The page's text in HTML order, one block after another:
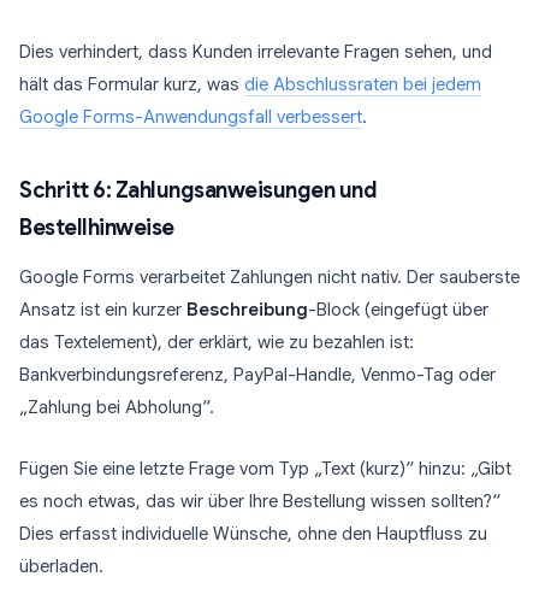
Dies verhindert, dass Kunden irrelevante Fragen sehen, und
hält das Formular kurz, was die Abschlussraten bei jedem
Google Forms-Anwendungsfall verbessert.
Schritt 6: Zahlungsanweisungen und
Bestellhinweise
Google Forms verarbeitet Zahlungen nicht nativ. Der sauberste
Ansatz ist ein kurzer Beschreibung-Block (eingefügt über
das Textelement), der erklärt, wie zu bezahlen ist:
Bankverbindungsreferenz, PayPal-Handle, Venmo-Tag oder
„Zahlung bei Abholung“.
Fügen Sie eine letzte Frage vom Typ „Text (kurz)“ hinzu: „Gibt
es noch etwas, das wir über Ihre Bestellung wissen sollten?“
Dies erfasst individuelle Wünsche, ohne den Hauptfluss zu
überladen.